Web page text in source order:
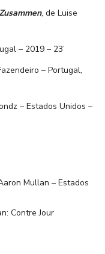
, de Luise
– 2019 – 23’
– Portugal,
– Estados Unidos –
Mullan – Estados
Contre Jour